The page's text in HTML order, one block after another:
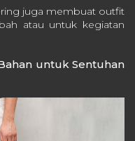
juga membuat outfit
atau untuk kegiatan
untuk Sentuhan